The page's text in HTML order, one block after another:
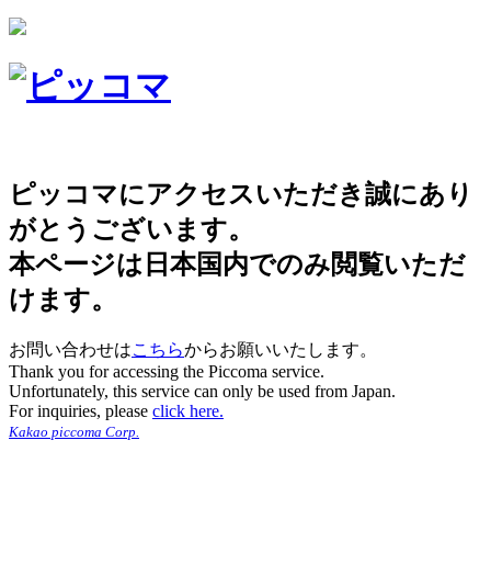
ピッコマにアクセスいただき誠にあり
がとうございます。
本ページは日本国内でのみ閲覧いただ
けます。
お問い合わせはこちらからお願いいたします。
Thank you for accessing the Piccoma service.
Unfortunately, this service can only be used from Japan.
For inquiries, please click here.
Kakao piccoma Corp.